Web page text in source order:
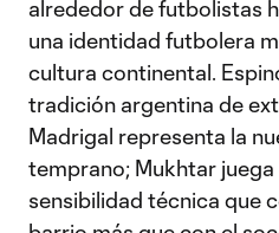
alrededor de futbolistas
una identidad futbolera
cultura continental.
tradición argentina de
Madrigal representa la
temprano; Mukhtar juega
sensibilidad técnica que